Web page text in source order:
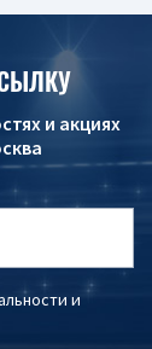
и акциях
и